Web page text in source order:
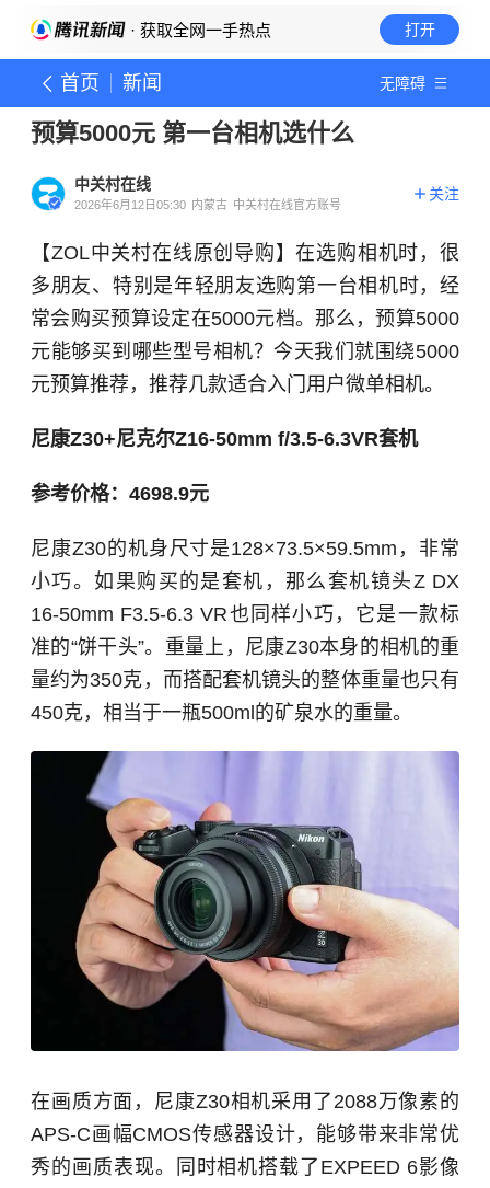
· 获取全网一手热点 打开
首页 新闻 无障碍
预算5000元 第一台相机选什么
中关村在线
2026年6月12日05:30 内蒙古 中关村在线官方账号
关注
【ZOL中关村在线原创导购】在选购相机时，很
多朋友、特别是年轻朋友选购第一台相机时，经
常会购买预算设定在5000元档。那么，预算5000
元能够买到哪些型号相机？今天我们就围绕5000
元预算推荐，推荐几款适合入门用户微单相机。
尼康Z30+尼克尔Z16-50mm f/3.5-6.3VR套机
参考价格：4698.9元
尼康Z30的机身尺寸是128×73.5×59.5mm，非常
小巧。如果购买的是套机，那么套机镜头Z DX
16-50mm F3.5-6.3 VR也同样小巧，它是一款标
准的“饼干头”。重量上，尼康Z30本身的相机的重
量约为350克，而搭配套机镜头的整体重量也只有
450克，相当于一瓶500ml的矿泉水的重量。
在画质方面，尼康Z30相机采用了2088万像素的
APS-C画幅CMOS传感器设计，能够带来非常优
秀的画质表现。同时相机搭载了EXPEED 6影像